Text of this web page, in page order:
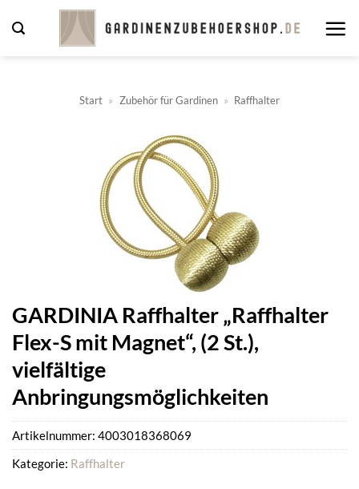
Inhalt
Start » Zubehör für Gardinen » Raffhalter
GARDINIA Raffhalter „Raffhalter
Flex-S mit Magnet“, (2 St.),
vielfältige
Anbringungsmöglichkeiten
Artikelnummer: 4003018368069
Kategorie: Raffhalter